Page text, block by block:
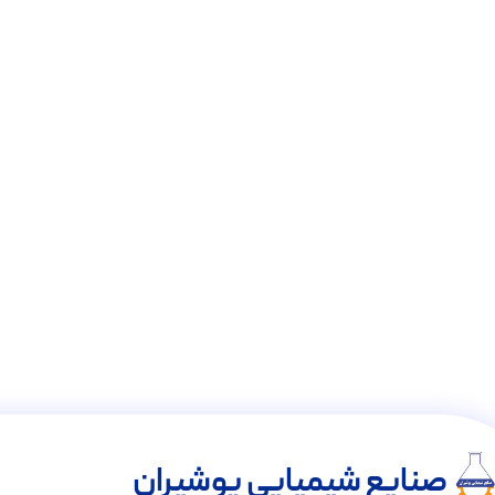
صنایع شیمیایی پوشیران